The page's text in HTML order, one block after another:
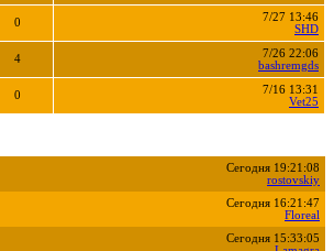
0
7/27 13:46
SHD
4
7/26 22:06
bashremgds
0
7/16 13:31
Vet25
Сегодня 19:21:08
rostovskiy
Сегодня 16:21:47
Floreal
Сегодня 15:33:05